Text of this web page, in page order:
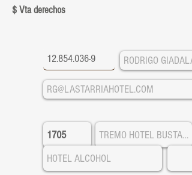
$ Vta derechos